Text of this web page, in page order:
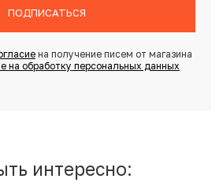
ПОДПИСАТЬСЯ
на получение писем от магазина
на обработку персональных данных
интересно: